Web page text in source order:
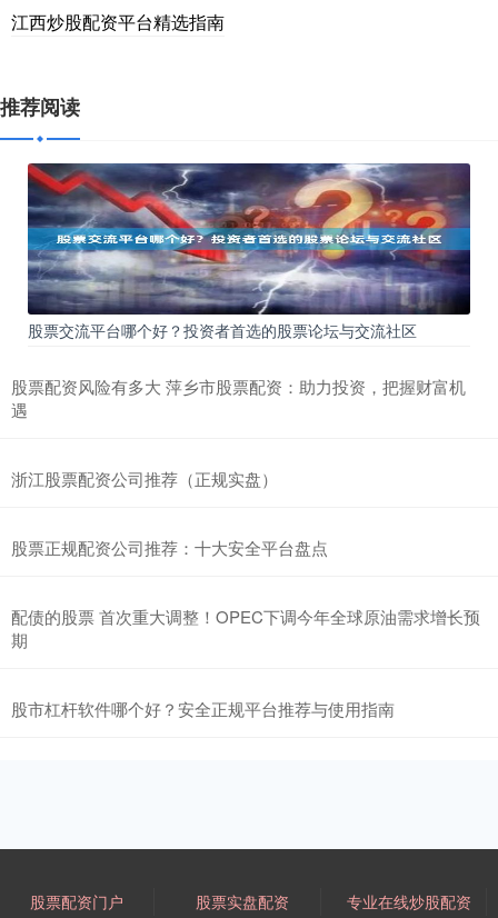
江西炒股配资平台精选指南
推荐阅读
股票交流平台哪个好？投资者首选的股票论坛与交流社区
股票配资风险有多大 萍乡市股票配资：助力投资，把握财富机
遇
浙江股票配资公司推荐（正规实盘）
股票正规配资公司推荐：十大安全平台盘点
配债的股票 首次重大调整！OPEC下调今年全球原油需求增长预
期
股市杠杆软件哪个好？安全正规平台推荐与使用指南
股票配资门户 股票实盘配资 专业在线炒股配资